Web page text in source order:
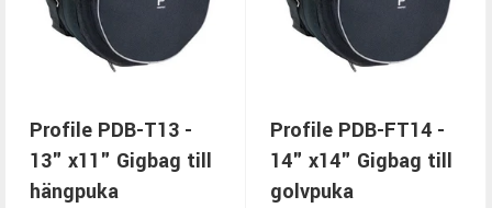
Profile PDB-T13 -
13" x11" Gigbag till
hängpuka
Profile PDB-FT14 -
14" x14" Gigbag till
golvpuka